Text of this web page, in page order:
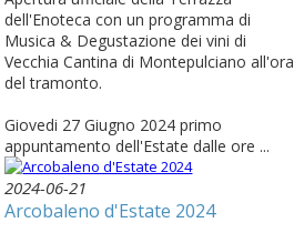
dell'Enoteca con un programma di
Musica & Degustazione dei vini di
Vecchia Cantina di Montepulciano all'ora
del tramonto.
Giovedi 27 Giugno 2024 primo
appuntamento dell'Estate dalle ore ...
2024-06-21
Arcobaleno d'Estate 2024